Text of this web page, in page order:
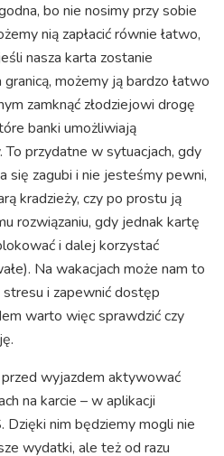
bo nie nosimy przy sobie
nią zapłacić równie łatwo,
nasza karta zostanie
możemy ją bardzo łatwo
zamknąć złodziejowi drogę
banki umożliwiają
przydatne w sytuacjach, gdy
się zagubi i nie jesteśmy pewni,
kradzieży, czy po prostu ją
rozwiązaniu, gdy jednak kartę
i dalej korzystać
Na wakacjach może nam to
i zapewnić dostęp
warto więc sprawdzić czy
wyjazdem aktywować
na karcie – w aplikacji
nim będziemy mogli nie
wydatki, ale też od razu